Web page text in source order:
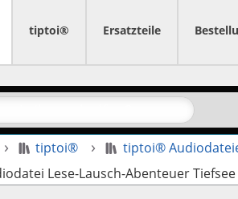
tiptoi® Ersatzteile
auf- und zuklappen
tiptoi® tiptoi®
Lese-Lausch-Abenteuer Tiefsee